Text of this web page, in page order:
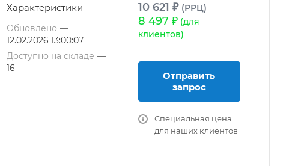
Характеристики
Обновлено —
12.02.2026 13:00:07
Доступно на складе —
16
10 621 ₽ (РРЦ)
8 497 ₽(для
клиентов)
Отправить
запрос
Специальная цена
для наших клиентов